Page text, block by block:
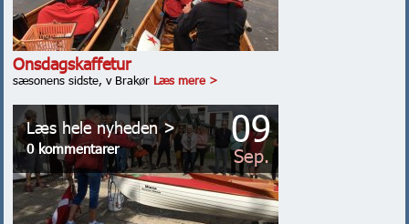
Onsdagskaffetur
sæsonens sidste, v Brakør Læs mere >
Læs hele nyheden >
0 kommentarer 09
Sep.